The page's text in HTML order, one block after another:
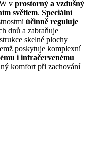
v prostorný a vzdušný
světlem. Speciální
účinně reguluje
dnů a zabraňuje
skelné plochy
poskytuje komplexní
i infračervenému
komfort při zachování